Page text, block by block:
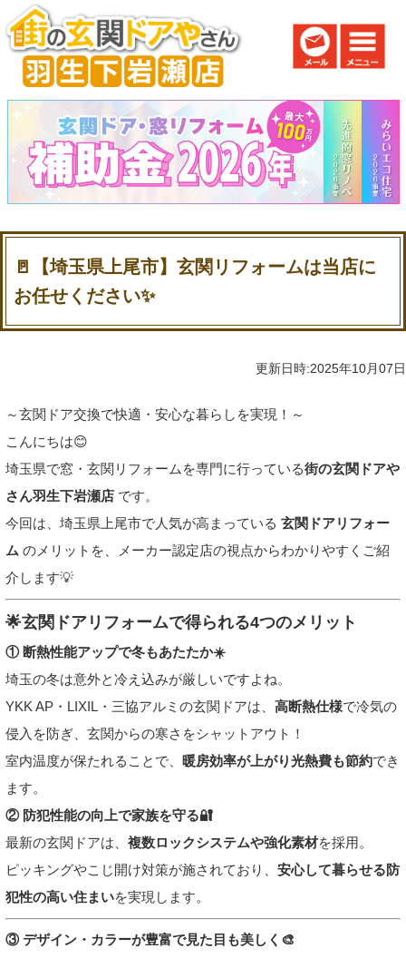
🚪【埼玉県上尾市】玄関リフォームは当店に
お任せください✨
更新日時:2025年10月07日
～玄関ドア交換で快適・安心な暮らしを実現！～
こんにちは😊
埼玉県で窓・玄関リフォームを専門に行っている街の玄関ドアや
さん羽生下岩瀬店 です。
今回は、埼玉県上尾市で人気が高まっている 玄関ドアリフォー
ム のメリットを、メーカー認定店の視点からわかりやすくご紹
介します💡
🌟玄関ドアリフォームで得られる4つのメリット
① 断熱性能アップで冬もあたたか☀️
埼玉の冬は意外と冷え込みが厳しいですよね。
YKK AP・LIXIL・三協アルミの玄関ドアは、 高断熱仕様で冷気の
侵入を防ぎ、玄関からの寒さをシャットアウト！
室内温度が保たれることで、 暖房効率が上がり光熱費も節約でき
ます。
② 防犯性能の向上で家族を守る🔐
最新の玄関ドアは、 複数ロックシステムや強化素材を採用。
ピッキングやこじ開け対策が施されており、 安心して暮らせる防
犯性の高い住まいを実現します。
③ デザイン・カラーが豊富で見た目も美しく🎨